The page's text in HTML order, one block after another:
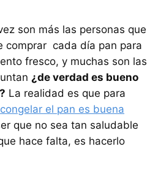
son más las personas que
comprar cada día pan para
fresco, y muchas son las
¿de verdad es bueno
La realidad es que para
congelar el pan es buena
que no sea tan saludable
hace falta, es hacerlo